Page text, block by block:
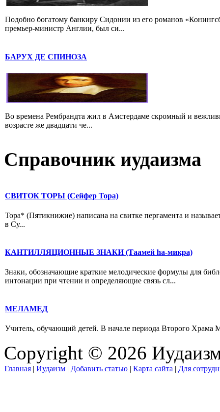
Подобно богатому банкиру Сидонии из его романов
премьер-министр Англии, был си...
БАРУХ ДЕ СПИНОЗА
Во времена Рембрандта жил в Амстердаме скромный и
возрасте же двадцати че...
Справочник иудаизма
СВИТОК ТОРЫ (Сейфер Тора)
Тора* (Пятикнижие) написана на свитке пергамента и
в Су...
КАНТИЛЛЯЦИОННЫЕ ЗНАКИ (Таамей hа-микра)
Знаки, обозначающие краткие мелодические формулы для
интонации при чтении и определяющие связь сл...
МЕЛАМЕД
Учитель, обучающий детей. В начале периода Второго Храма
Copyright © 2026
Главная | Иудаизм | Добавить статью | Карта сайта | Для